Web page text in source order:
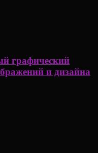
графический
и дизайна